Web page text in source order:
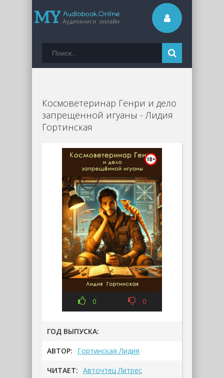
Космоветеринар Генри и дело
запрещённой игуаны - Лидия
Гортинская
0 0
ГОД ВЫПУСКА:
АВТОР: Гортинская Лидия
ЧИТАЕТ: Авточтец Литрес